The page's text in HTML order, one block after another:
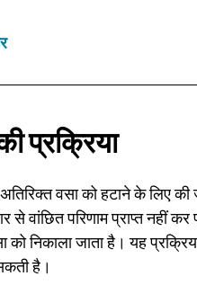
प्रक्रिया
वसा को हटाने के लिए की
वांछित परिणाम प्राप्त नहीं
को निकाला जाता है। यह
है।